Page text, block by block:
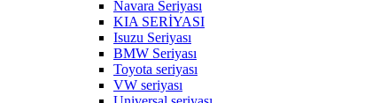
Navara Seriyası
KIA SERİYASI
Isuzu Seriyası
BMW Seriyası
Toyota seriyası
VW seriyası